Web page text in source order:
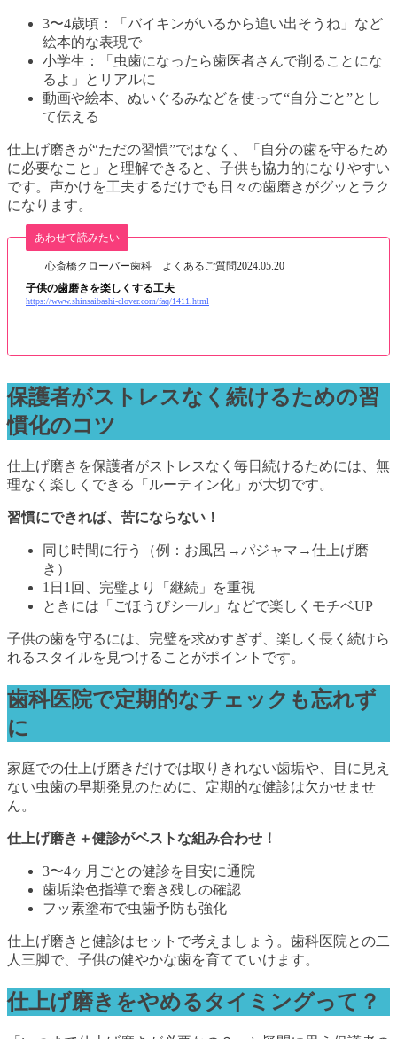
3〜4歳頃：「バイキンがいるから追い出そうね」など
絵本的な表現で
小学生：「虫歯になったら歯医者さんで削ることにな
るよ」とリアルに
動画や絵本、ぬいぐるみなどを使って“自分ごと”とし
て伝える
仕上げ磨きが“ただの習慣”ではなく、「自分の歯を守るため
に必要なこと」と理解できると、子供も協力的になりやすい
です。声かけを工夫するだけでも日々の歯磨きがグッとラク
になります。
心斎橋クローバー歯科 よくあるご質問
あわせて読みたい
2024.05.20
子供の歯磨きを楽しくする工夫
https://www.shinsaibashi-clover.com/faq/1411.html
保護者がストレスなく続けるための習
慣化のコツ
仕上げ磨きを保護者がストレスなく毎日続けるためには、無
理なく楽しくできる「ルーティン化」が大切です。
習慣にできれば、苦にならない！
同じ時間に行う（例：お風呂→パジャマ→仕上げ磨
き）
1日1回、完璧より「継続」を重視
ときには「ごほうびシール」などで楽しくモチベUP
子供の歯を守るには、完璧を求めすぎず、楽しく長く続けら
れるスタイルを見つけることがポイントです。
歯科医院で定期的なチェックも忘れず
に
家庭での仕上げ磨きだけでは取りきれない歯垢や、目に見え
ない虫歯の早期発見のために、定期的な健診は欠かせませ
ん。
仕上げ磨き＋健診がベストな組み合わせ！
3〜4ヶ月ごとの健診を目安に通院
歯垢染色指導で磨き残しの確認
フッ素塗布で虫歯予防も強化
仕上げ磨きと健診はセットで考えましょう。歯科医院との二
人三脚で、子供の健やかな歯を育てていけます。
仕上げ磨きをやめるタイミングって？